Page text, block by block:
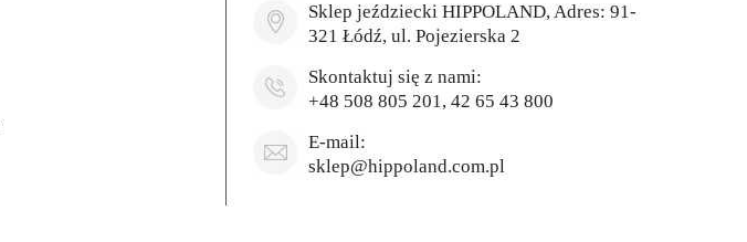
Sklep jeździecki HIPPOLAND, Adres: 91-
321 Łódź, ul. Pojezierska 2
Skontaktuj się z nami:
+48 508 805 201, 42 65 43 800
E-mail:
sklep@hippoland.com.pl